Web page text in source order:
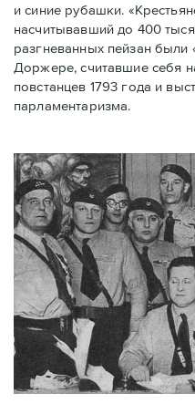
и синие рубашки.
насчитывавший до 400
разгневанных пейзан
Доржере, считавшие себя
повстанцев 1793 года и
парламентаризма.